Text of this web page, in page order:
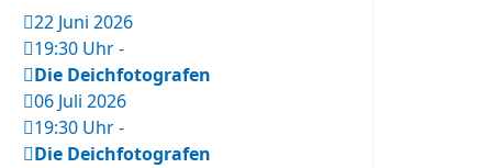
22 Juni 2026
19:30 Uhr-
Die Deichfotografen
06 Juli 2026
19:30 Uhr-
Die Deichfotografen